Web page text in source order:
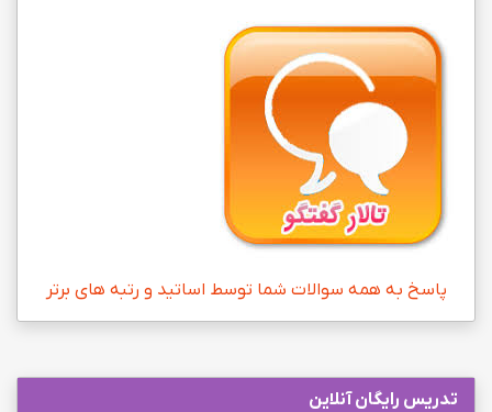
پاسخ به همه سوالات شما توسط اساتید و رتبه های برتر
تدریس رایگان آنلاین